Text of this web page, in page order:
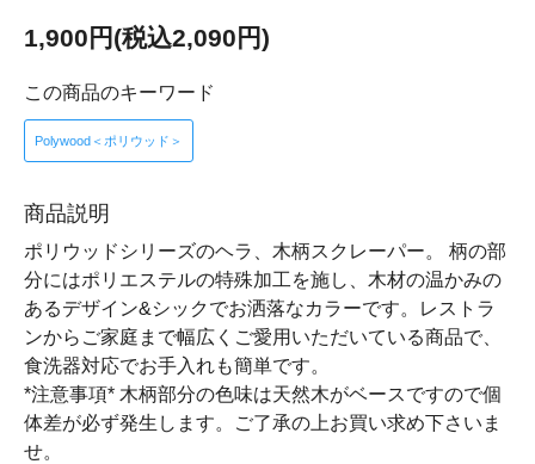
1,900円(税込2,090円)
この商品のキーワード
Polywood＜ポリウッド＞
商品説明
ポリウッドシリーズのヘラ、木柄スクレーパー。 柄の部
分にはポリエステルの特殊加工を施し、木材の温かみの
あるデザイン&シックでお洒落なカラーです。レストラ
ンからご家庭まで幅広くご愛用いただいている商品で、
食洗器対応でお手入れも簡単です。
*注意事項* 木柄部分の色味は天然木がベースですので個
体差が必ず発生します。ご了承の上お買い求め下さいま
せ。